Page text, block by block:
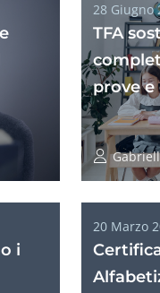
28 Giugno
TFA
prove e
i
20 Marzo